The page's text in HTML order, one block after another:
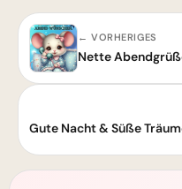
← VORHERIGES
Nette